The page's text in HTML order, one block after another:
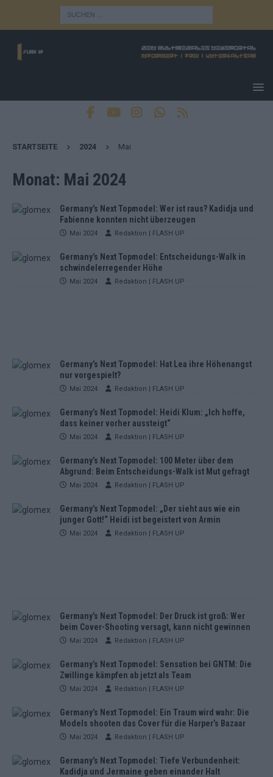
STARTSEITE 2024 Mai
Monat: Mai 2024
Germany’s Next Topmodel: Wer ist raus? Kadidja und
Fabienne konnten nicht überzeugen
Mai 2024 Redaktion | FLASH UP
Germany’s Next Topmodel: Entscheidungs-Walk in
schwindelerregender Höhe
Mai 2024 Redaktion | FLASH UP
Germany’s Next Topmodel: Hat Lea ihre Höhenangst
nur vorgespielt?
Mai 2024 Redaktion | FLASH UP
Germany’s Next Topmodel: Heidi Klum: „Ich hoffe,
dass keiner vorher aussteigt“
Mai 2024 Redaktion | FLASH UP
Germany’s Next Topmodel: 100 Meter über dem
Abgrund: Beim Entscheidungs-Walk ist Mut gefragt
Mai 2024 Redaktion | FLASH UP
Germany’s Next Topmodel: „Der sieht aus wie ein
junger Gott!“ Heidi ist begeistert von Armin
Mai 2024 Redaktion | FLASH UP
Germany’s Next Topmodel: Der Druck ist groß: Wer
beim Cover-Shooting versagt, kann nicht gewinnen
Mai 2024 Redaktion | FLASH UP
Germany’s Next Topmodel: Sensation bei GNTM: Die
Zwillinge kämpfen ab jetzt als Team
Mai 2024 Redaktion | FLASH UP
Germany’s Next Topmodel: Ein Traum wird wahr: Die
Models shooten das Cover für die Harper’s Bazaar
Mai 2024 Redaktion | FLASH UP
Germany’s Next Topmodel: Tiefe Verbundenheit:
Kadidja und Jermaine geben einander Halt